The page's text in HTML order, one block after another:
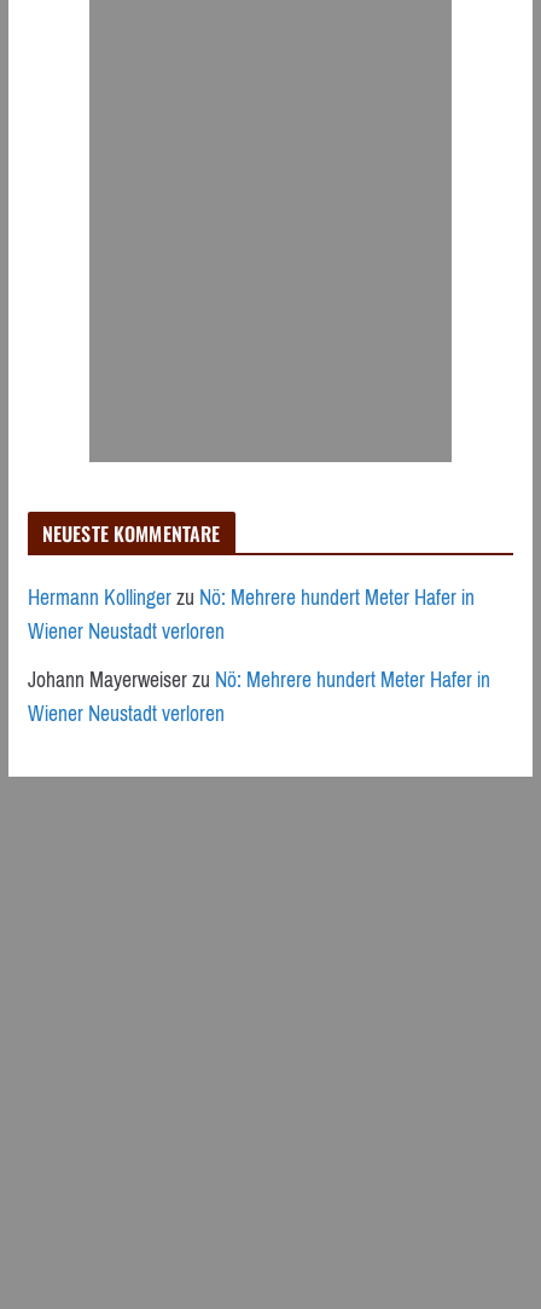
NEUESTE KOMMENTARE
Hermann KollingerzuNö: Mehrere hundert Meter Hafer in
Wiener Neustadt verloren
Johann MayerweiserzuNö: Mehrere hundert Meter Hafer in
Wiener Neustadt verloren